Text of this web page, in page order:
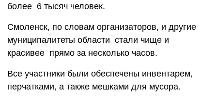
более 6 тысяч человек.
Смоленск, по словам организаторов, и другие
муниципалитеты области стали чище и
красивее прямо за несколько часов.
Все участники были обеспечены инвентарем,
перчатками, а также мешками для мусора.